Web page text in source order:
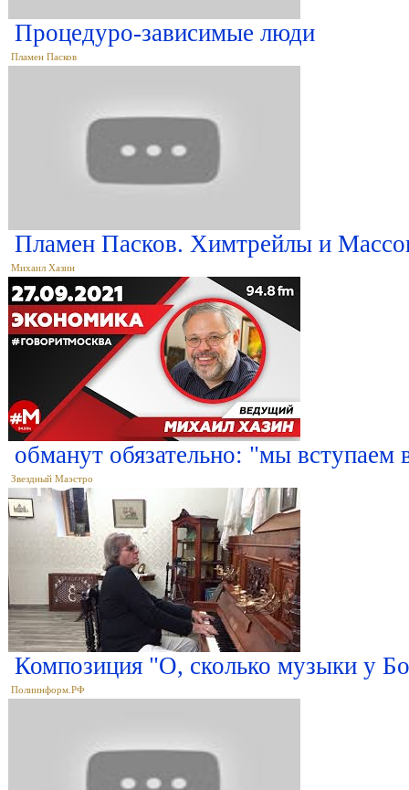
Процедуро-зависимые люди
Пламен Пасков
Пламен Пасков. Химтрейлы и
Михаил Хазин
обманут обязательно: "мы вступаем
Звездный Маэстро
Композиция "О, сколько музыки у
Полиинформ.РФ